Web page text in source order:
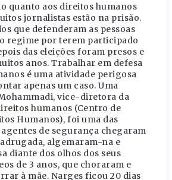
quanto aos direitos humanos
jornalistas estão na prisão.
que defenderam as pessoas
regime por terem participado
das eleições foram presos e
anos. Trabalhar em defesa
é uma atividade perigosa
apenas um caso. Uma
vice-diretora da
humanos (Centro de
Humanos), foi uma das
agentes de segurança chegaram
algemaram-na e
diante dos olhos dos seus
de 3 anos, que choraram e
à mãe. Narges ficou 20 dias